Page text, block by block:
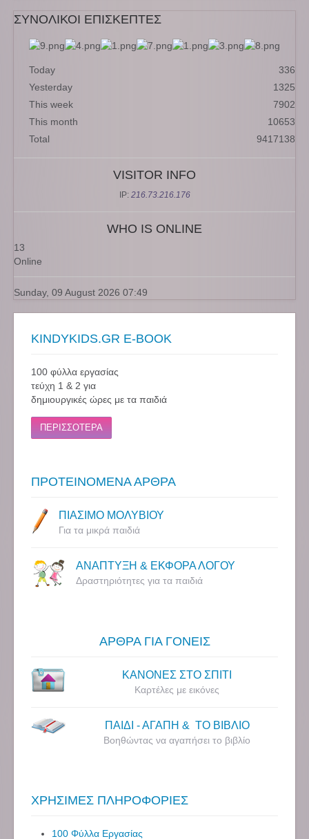
ΣΥΝΟΛΙΚΟΙ ΕΠΙΣΚΕΠΤΕΣ
Today
336
Yesterday
1325
This week
7902
This month
10653
Total
9417138
VISITOR INFO
IP: 216.73.216.176
WHO IS ONLINE
13
Online
Sunday, 09 August 2026 07:49
KINDYKIDS.GR E-BOOK
100 φύλλα εργασίας
τεύχη 1 & 2 για
δημιουργικές ώρες με τα παιδιά
ΠΕΡΙΣΣΟΤΕΡΑ
ΠΡΟΤΕΙΝΟΜΕΝΑ ΑΡΘΡΑ
ΠΙΑΣΙΜΟ ΜΟΛΥΒΙΟΥ
Για τα μικρά παιδιά
ΑΝΑΠΤΥΞΗ & ΕΚΦΟΡΑ ΛΟΓΟΥ
Δραστηριότητες για τα παιδιά
ΑΡΘΡΑ ΓΙΑ ΓΟΝΕΙΣ
ΚΑΝΟΝΕΣ ΣΤΟ ΣΠΙΤΙ
Καρτέλες με εικόνες
ΠΑΙΔΙ - ΑΓΑΠΗ & ΤΟ ΒΙΒΛΙΟ
Βοηθώντας να αγαπήσει το βιβλίο
ΧΡΗΣΙΜΕΣ ΠΛΗΡΟΦΟΡΙΕΣ
100 Φύλλα Εργασίας